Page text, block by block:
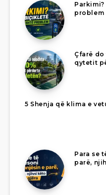
problem
Çfarë do
qytetit
5 Shenja që klima e
Para se
parë,